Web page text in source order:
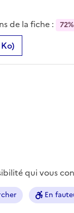
de la fiche : 72%
qui vous
En